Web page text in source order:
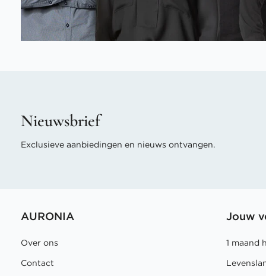
Nieuwsbrief
Exclusieve aanbiedingen en nieuws ontvangen.
AURONIA
Over ons
Contact
Jouw
1 maand